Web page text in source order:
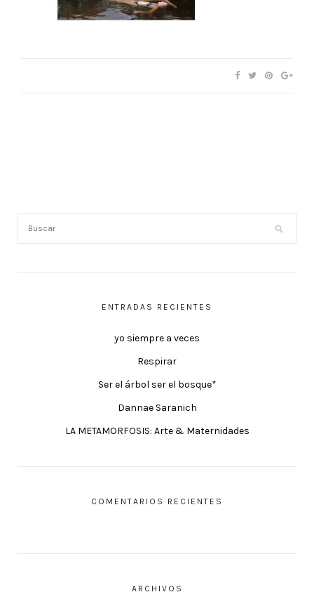
ENTRADAS RECIENTES
yo siempre a veces
Respirar
Ser el árbol ser el bosque*
Dannae Saranich
LA METAMORFOSIS: Arte & Maternidades
COMENTARIOS RECIENTES
ARCHIVOS